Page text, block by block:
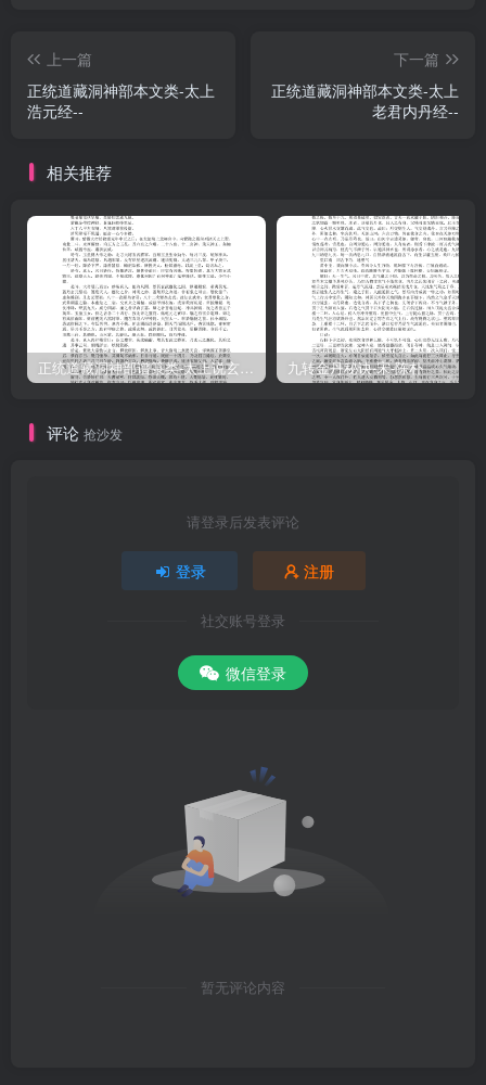
萬物，因道而生，道無形體，乃暗合在杳冥虚無之中矣！陽形質，查
夜俱分。天無形象，以查夜為本：道無形象，以功行齋戒為根。四時
為信，運轉古今。四時者，春夏秋冬也。天以四時為信，道以神化為
陽四時善鹰，萬物稟時，而生殺自然，可不為賓伏者乎！醴之日道，
依者為真。天地之機，四時之情，若人醴之運用，依而於身修鍊，三
千功行成就，變几為聖，乃升真也。五行品第二
上一篇
正统道藏洞神部本文类-太上
浩元经--
下一篇
正统道藏洞神部本文类-太上
老君内丹经--
相关推荐
九转金丹秘诀-宋-陈朴
评论 抢沙发
请登录后发表评论
登录 注册
社交账号登录
微信登录
暂无评论内容